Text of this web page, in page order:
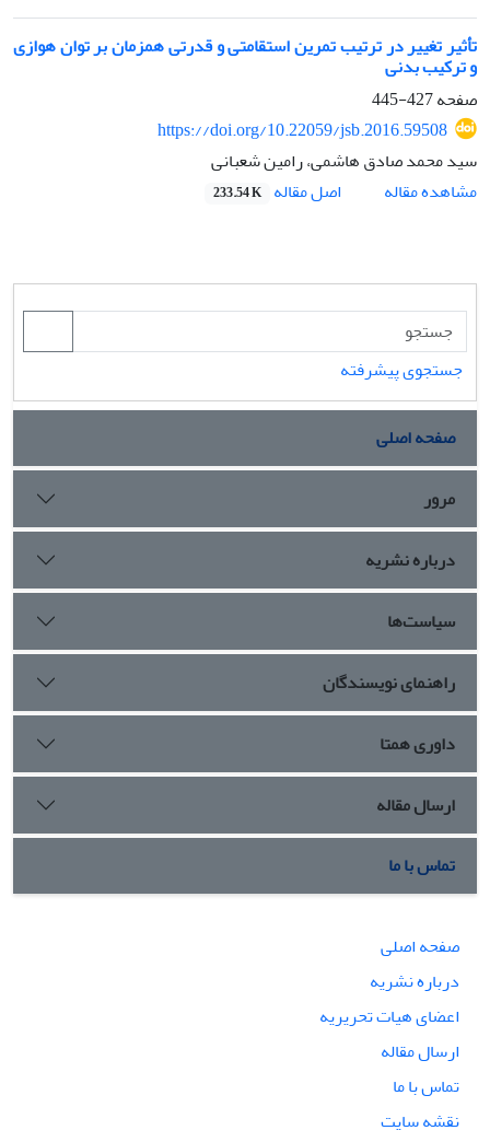
تأثیر تغییر در ترتیب تمرین استقامتی و قدرتی همزمان بر توان هوازی
و ترکیب بدنی
صفحه427-445
https://doi.org/10.22059/jsb.2016.59508
سید محمد صادق هاشمی، رامین شعبانی
مشاهده مقاله
اصل مقاله 233.54 K
جستجوی پیشرفته
صفحه اصلی
مرور
درباره نشریه
سیاست‌ها
راهنمای نویسندگان
داوری همتا
ارسال مقاله
تماس با ما
صفحه اصلی
درباره نشریه
اعضای هیات تحریریه
ارسال مقاله
تماس با ما
نقشه سایت